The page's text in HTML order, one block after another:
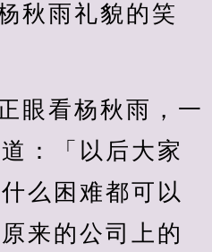
秋雨礼貌的笑
眼看杨秋雨，一
：「以后大家
么困难都可以
来的公司上的